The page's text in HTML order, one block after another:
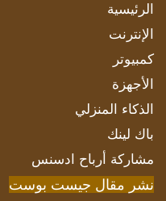
الرئيسية
الإنترنت
كمبيوتر
الأجهزة
الذكاء المنزلي
باك لينك
مشاركة أرباح ادسنس
نشر مقال جيست بوست